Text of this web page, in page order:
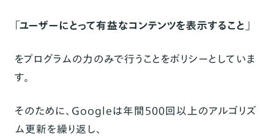
「ユーザーにとって有益なコンテンツを表示すること」
をプログラムの力のみで行うことをポリシーとしていま
す。
そのために、Googleは年間500回以上のアルゴリズ
ム更新を繰り返し、